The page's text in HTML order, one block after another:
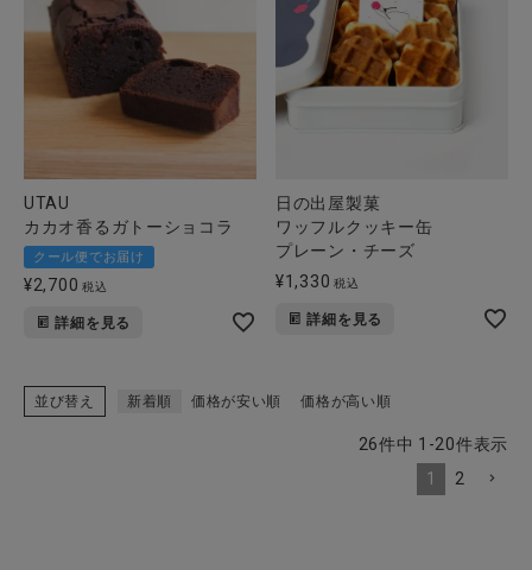
UTAU
カカオ香るガトーショコラ
クール便でお届け
¥2,700 税込
詳細を見る
日の出屋製菓
ワッフルクッキー缶
プレーン・チーズ
¥1,330 税込
詳細を見る
並び替え 新着順 価格が安い順 価格が高い順
26件中 1 -20件表示
1
2